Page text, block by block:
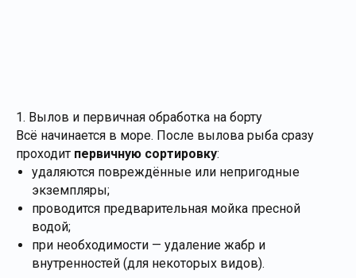
1. Вылов и первичная обработка на борту
Всё начинается в море. После вылова рыба сразу
проходит первичную сортировку:
удаляются повреждённые или непригодные
экземпляры;
проводится предварительная мойка пресной
водой;
при необходимости — удаление жабр и
внутренностей (для некоторых видов).